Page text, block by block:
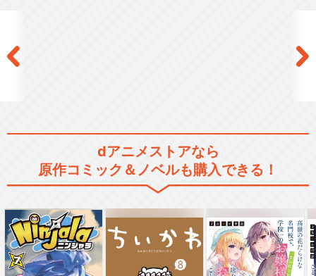
dアニメストアなら
原作コミック＆ノベルも購入できる！